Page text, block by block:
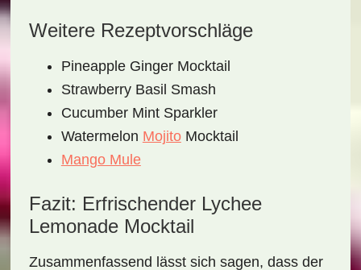
Weitere Rezeptvorschläge
Pineapple Ginger Mocktail
Strawberry Basil Smash
Cucumber Mint Sparkler
Watermelon MojitoMocktail
Mango Mule
Fazit: Erfrischender Lychee
Lemonade Mocktail
Zusammenfassend lässt sich sagen, dass der